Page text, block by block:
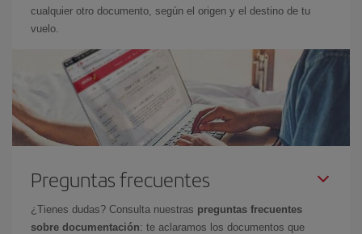
cualquier otro documento, según el origen y el destino de tu
vuelo.
Preguntas frecuentes
¿Tienes dudas? Consulta nuestras preguntas frecuentes
sobre documentación: te aclaramos los documentos que